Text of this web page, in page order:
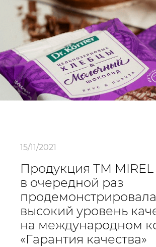
15/11/2021
Продукция ТМ MIREL
в очередной раз
продемонстрировала
высокий уровень
на международном
«Гарантия качества»